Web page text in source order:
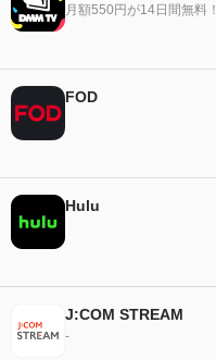
月額550円が14日間無料！
FOD
Hulu
J:COM STREAM
-